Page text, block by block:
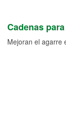
Cadenas
Mejoran el agarre